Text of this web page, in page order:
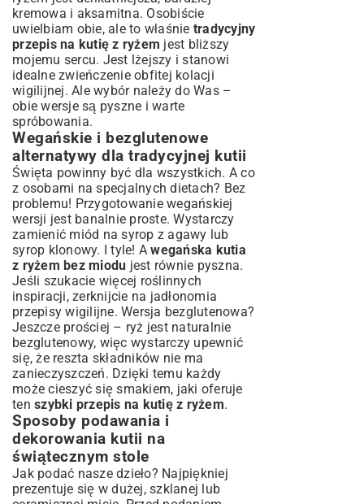
kremowa i aksamitna. Osobiście
uwielbiam obie, ale to właśnie tradycyjny
przepis na kutię z ryżem jest bliższy
mojemu sercu. Jest lżejszy i stanowi
idealne zwieńczenie obfitej kolacji
wigilijnej. Ale wybór należy do Was –
obie wersje są pyszne i warte
spróbowania.
Wegańskie i bezglutenowe
alternatywy dla tradycyjnej kutii
Święta powinny być dla wszystkich. A co
z osobami na specjalnych dietach? Bez
problemu! Przygotowanie wegańskiej
wersji jest banalnie proste. Wystarczy
zamienić miód na syrop z agawy lub
syrop klonowy. I tyle! Awegańska kutia
z ryżem bez miodu jest równie pyszna.
Jeśli szukacie więcej roślinnych
inspiracji, zerknijcie na jadłonomia
przepisy wigilijne. Wersja bezglutenowa?
Jeszcze prościej – ryż jest naturalnie
bezglutenowy, więc wystarczy upewnić
się, że reszta składników nie ma
zanieczyszczeń. Dzięki temu każdy
może cieszyć się smakiem, jaki oferuje
ten szybki przepis na kutię z ryżem.
Sposoby podawania i
dekorowania kutii na
świątecznym stole
Jak podać nasze dzieło? Najpiękniej
prezentuje się w dużej, szklanej lub